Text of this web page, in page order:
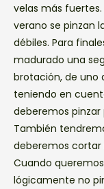
velas más
verano se pinzan
débiles. Para
madurado una
brotación, de uno
teniendo en
deberemos
También
deberemos cortar
Cuando
lógicamente no